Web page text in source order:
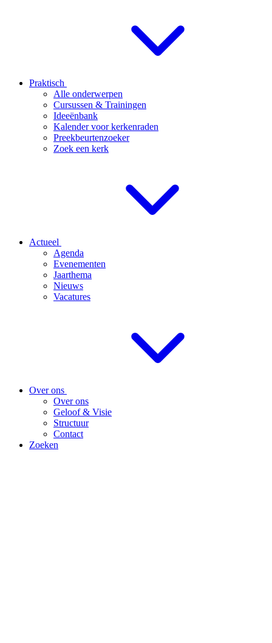
Praktisch
Alle onderwerpen
Cursussen & Trainingen
Ideeënbank
Kalender voor kerkenraden
Preekbeurtenzoeker
Zoek een kerk
Actueel
Agenda
Evenementen
Jaarthema
Nieuws
Vacatures
Over ons
Over ons
Geloof & Visie
Structuur
Contact
Zoeken